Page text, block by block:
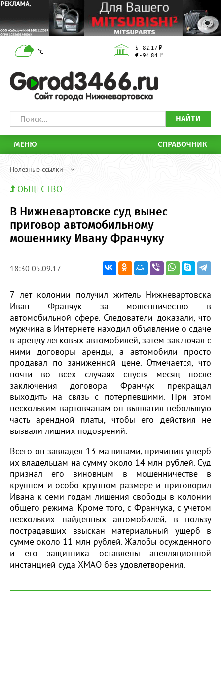
°С
$ - 82.17 ₽
€ - 94.84 ₽
НАЙТИ
МЕНЮ СПРАВОЧНИК
Полезные ссылки
ОБЩЕСТВО
В Нижневартовске суд вынес
приговор автомобильному
мошеннику Ивану Франчуку
18:30 05.09.17
7 лет колонии получил житель Нижневартовска
Иван Франчук за мошенничество в
автомобильной сфере. Следователи доказали, что
мужчина в Интернете находил объявление о сдаче
в аренду легковых автомобилей, затем заключал с
ними договоры аренды, а автомобили просто
продавал по заниженной цене. Отмечается, что
почти во всех случаях спустя месяц после
заключения договора Франчук прекращал
выходить на связь с потерпевшими. При этом
нескольким вартовчанам он выплатил небольшую
часть арендной платы, чтобы его действия не
вызвали лишних подозрений.
Всего он завладел 13 машинами, причинив ущерб
их владельцам на сумму около 14 млн рублей. Суд
признал его виновным в мошенничестве в
крупном и особо крупном размере и приговорил
Ивана к семи годам лишения свободы в колонии
общего режима. Кроме того, с Франчука, с учетом
нескольких найденных автомобилей, в пользу
пострадавших взыскан материальный ущерб в
сумме около 11 млн рублей. Жалобы осужденного
и его защитника оставлены апелляционной
инстанцией суда ХМАО без удовлетворения.